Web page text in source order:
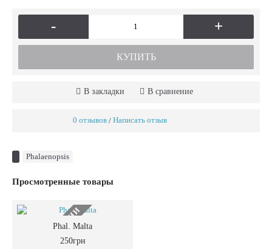
- +
КУПИТЬ
В закладки В сравнение
0 отзывов / Написать отзыв
Phalaenopsis
Просмотренные товары
НЕТ В НАЛИЧИИ
Phal. Malta
250грн